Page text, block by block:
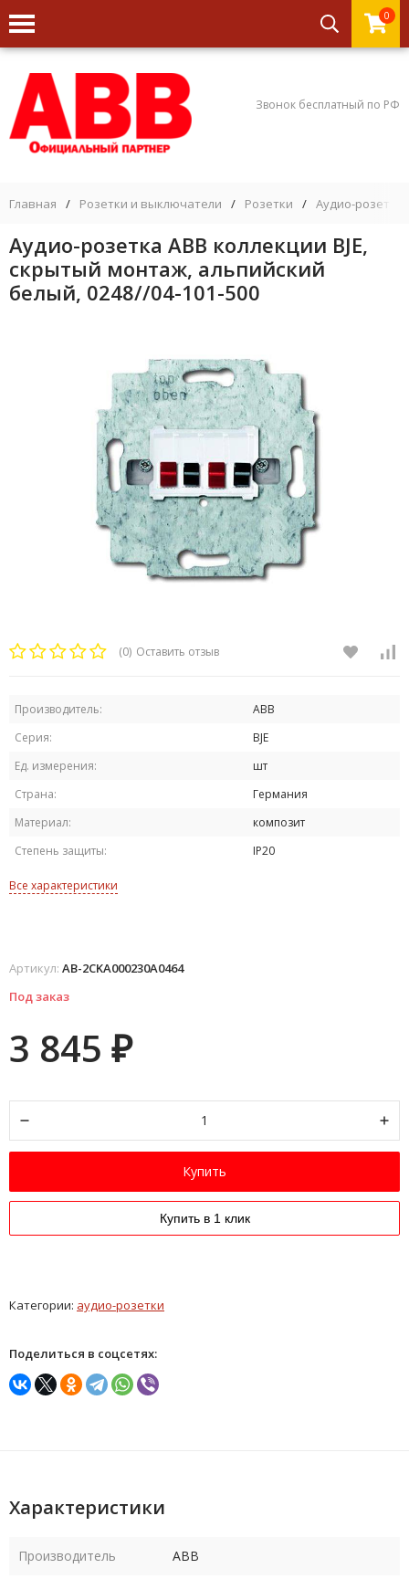
0
Звонок бесплатный по РФ
Главная / Розетки и выключатели / Розетки / Аудио-розетки
Аудио-розетка ABB коллекции BJE,
скрытый монтаж, альпийский
белый, 0248//04-101-500
(0) Оставить отзыв
Производитель:
ABB
Серия:
BJE
Ед. измерения:
шт
Страна:
Германия
Материал:
композит
Степень защиты:
IP20
Все характеристики
Артикул: AB-2CKA000230A0464
Под заказ
3 845 ₽
Купить
Купить в 1 клик
Категории: аудио-розетки
Поделиться в соцсетях:
Характеристики
Производитель ABB